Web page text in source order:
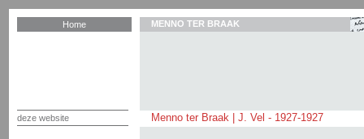
Home
deze website
MENNO TER BRAAK
Menno ter Braak | J. Vel - 1927-1927